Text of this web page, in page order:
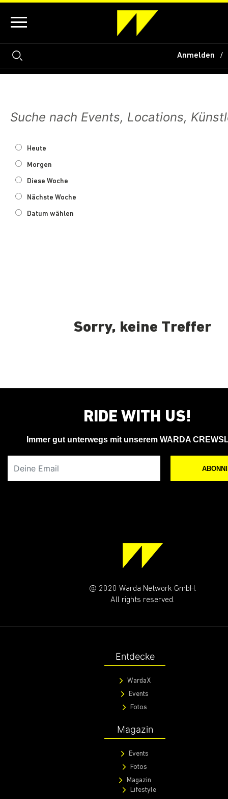
Anmelden
Heute
Morgen
Diese Woche
Nächste Woche
Datum wählen
Sorry, keine Treffer
RIDE WITH US!
Immer gut unterwegs mit unserem WARDA
@ 2020 Warda Network GmbH.
All rights reserved.
Entdecke
WardaX
Events
Fotos
Magazin
Events
Fotos
Magazin
Lifestyle